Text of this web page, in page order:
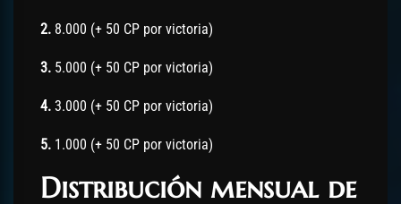
2. 8.000 (+ 50 CP por victoria)
3. 5.000 (+ 50 CP por victoria)
4. 3.000 (+ 50 CP por victoria)
5. 1.000 (+ 50 CP por victoria)
Distribución mensual de